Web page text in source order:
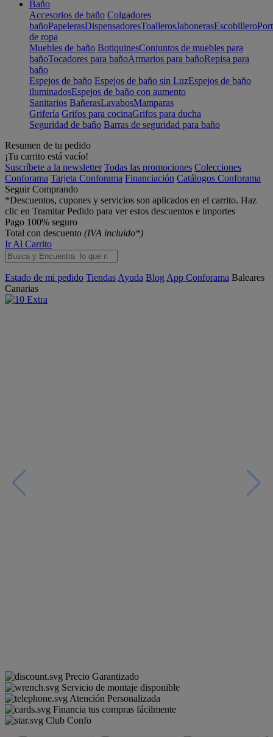
Baño
Accesorios de baño Colgadores
bañoPapelerasDispensadoresToallerosJabonerasEscobillero
de ropa
Muebles de baño BotiquinesConjuntos de muebles para
bañoTocadores para bañoArmarios para bañoRepisa para
baño
Espejos de baño Espejos de baño sin LuzEspejos de baño
iluminadosEspejos de baño con aumento
Sanitarios BañerasLavabosMamparas
Grifería Grifos para cocinaGrifos para ducha
Seguridad de baño Barras de seguridad para baño
Resumen de tu pedido
¡Tu carrito está vacío!
Suscríbete a la newsletter Todas las promociones Colecciones
Conforama Tarjeta Conforama Financiación Catálogos Conforama
Seguir Comprando
*Descuentos, cupones y servicios son aplicados en el carrito. Haz
clic en Tramitar Pedido para ver estos descuentos e importes
Pago 100% seguro
Total con descuento (IVA incluido*)
Ir Al Carrito
Estado de mi pedido Tiendas Ayuda Blog App Conforama Baleares
Canarias
Precio Garantizado
Servicio de montaje disponible
Atención Personalizada
Financia tus compras fácilmente
Club Confo